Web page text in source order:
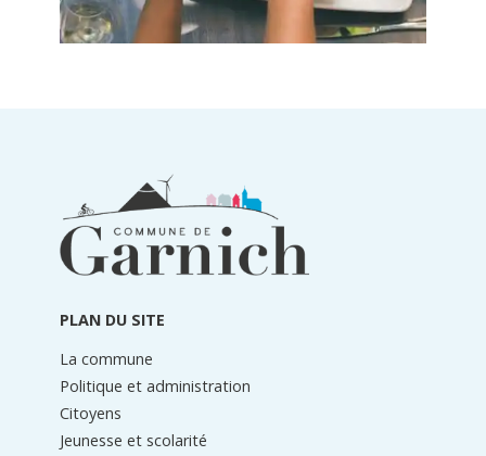
Informations
PLAN DU SITE
La commune
Politique et administration
Citoyens
Jeunesse et scolarité